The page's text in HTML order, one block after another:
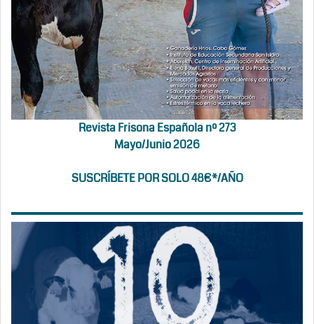
Revista Frisona Española nº 273
Mayo/Junio 2026
SUSCRÍBETE POR SOLO 48€*/AÑO